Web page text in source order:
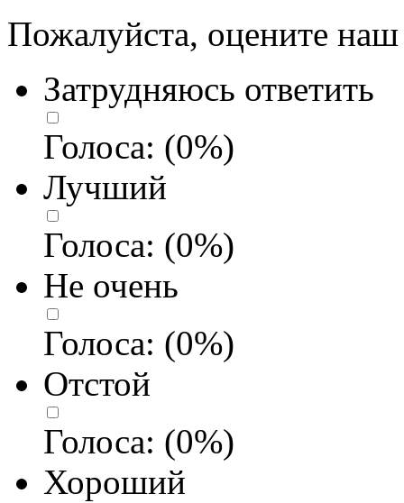
Пожалуйста, оцените наш
Затрудняюсь ответить
Голоса: (0%)
Лучший
Голоса: (0%)
Не очень
Голоса: (0%)
Отстой
Голоса: (0%)
Хороший